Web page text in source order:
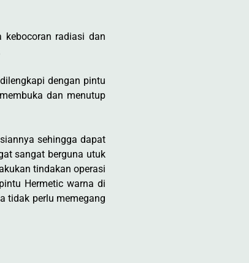
radiasi dan
dengan pintu
dan menutup
sehingga dapat
sangat berguna utuk
tindakan operasi
Hermetic warna di
tidak perlu memegang